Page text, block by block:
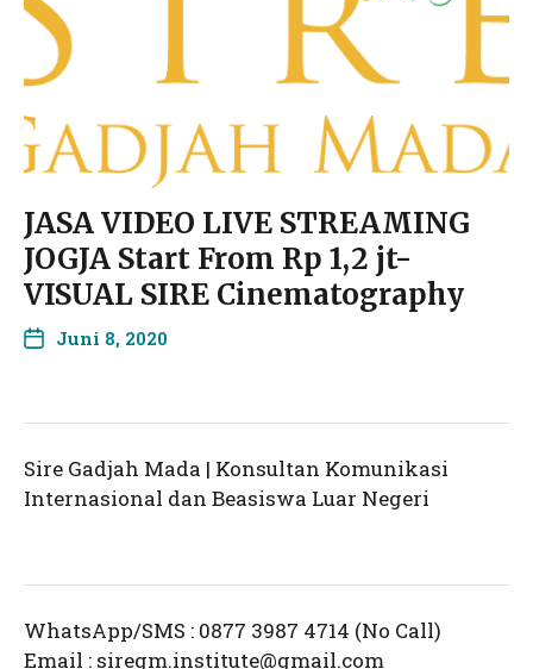
JASA VIDEO LIVE STREAMING
JOGJA Start From Rp 1,2 jt-
VISUAL SIRE Cinematography
Juni 8, 2020
Sire Gadjah Mada | Konsultan Komunikasi
Internasional dan Beasiswa Luar Negeri
WhatsApp/SMS : 0877 3987 4714 (No Call)
Email : siregm.institute@gmail.com